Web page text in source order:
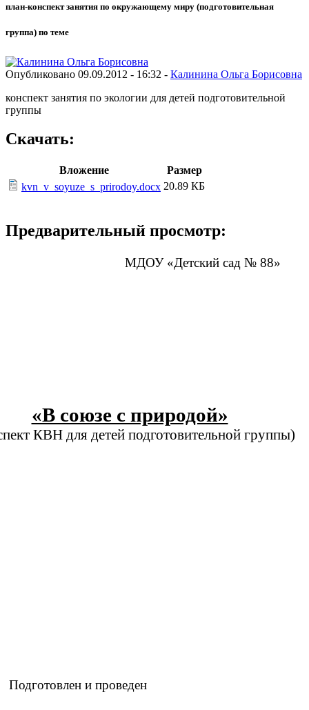
план-конспект занятия по окружающему миру (подготовительная
группа) по теме
Опубликовано 09.09.2012 - 16:32 - Калинина Ольга Борисовна
конспект занятия по экологии для детей подготовительной
группы
Скачать:
Вложение
Размер
kvn_v_soyuze_s_prirodoy.docx 20.89 КБ
Предварительный просмотр:
МДОУ «Детский сад № 88»
«В союзе с природой»
КВН для детей подготовительной группы)
Подготовлен и проведен